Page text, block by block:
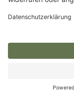
Zum Gerät